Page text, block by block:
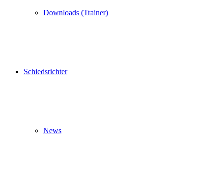
Downloads (Trainer)
Schiedsrichter
News